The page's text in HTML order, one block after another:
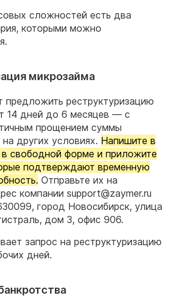
сложностей есть два
которыми можно
микрозайма
предложить реструктуризацию
14 дней до 6 месяцев — с
прощением суммы
других условиях. Напишите в
свободной форме и приложите
подтверждают временную
Отправьте их на
компании support@zaymer.ru
город Новосибирск, улица
дом 3, офис 906.
запрос на реструктуризацию
дней.